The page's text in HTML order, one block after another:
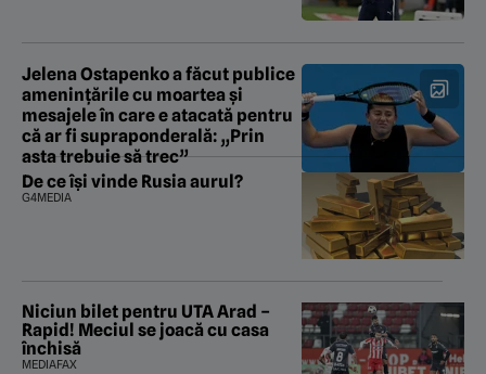
Jelena Ostapenko a făcut publice
amenințările cu moartea și
mesajele în care e atacată pentru
că ar fi supraponderală: „Prin
asta trebuie să trec”
De ce își vinde Rusia aurul?
G4MEDIA
Niciun bilet pentru UTA Arad –
Rapid! Meciul se joacă cu casa
închisă
MEDIAFAX